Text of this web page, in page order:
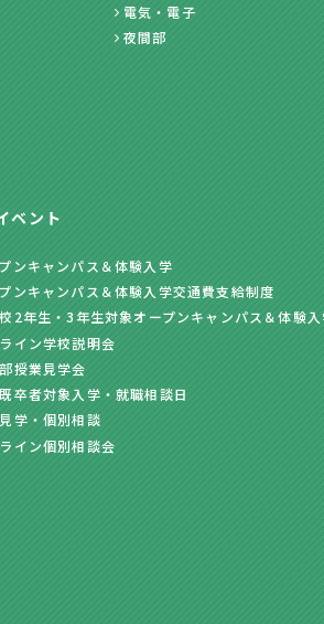
電気・電子
夜間部
ベント
ンキャンパス＆体験入学
ンキャンパス＆体験入学交通費支給制度
2年生・3年生対象オープンキャンパス＆体験入
イン学校説明会
授業見学会
卒者対象入学・就職相談日
学・個別相談
イン個別相談会